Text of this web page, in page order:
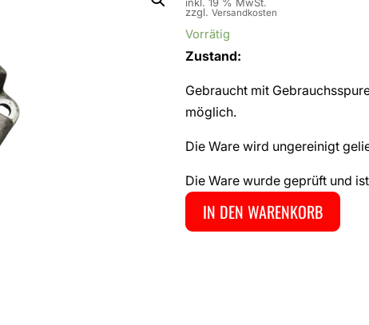
zzgl. Versandkosten
Vorrätig
Zustand:
Gebraucht mit
möglich.
Die Ware wird ungereinigt
Die Ware wurde geprüft und
IN DEN WARENKORB